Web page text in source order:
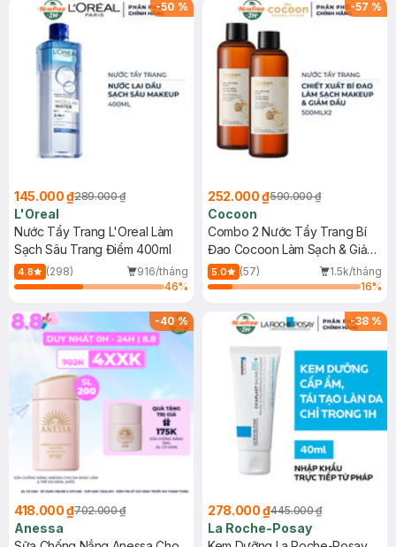
-50 %
145.000 ₫289.000 ₫
L'Oreal
Nước Tẩy Trang L'Oreal Làm
Sạch Sâu Trang Điểm 400ml
4.8 (298)
916/tháng
46%
-57 %
252.000 ₫590.000 ₫
Cocoon
Combo 2 Nước Tẩy Trang Bí
Đao Cocoon Làm Sạch & Giảm
Dầu 500ml
5.0 (57)
1.5k/tháng
16%
-40%
418.000 ₫702.000 ₫
Anessa
-38 %
278.000 ₫445.000 ₫
La Roche-Posay